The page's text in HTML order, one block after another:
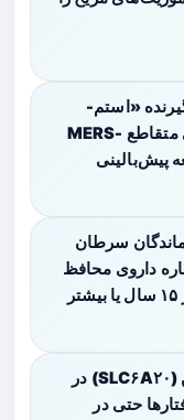
«استم-
هلکس» برای خنثی‌سازی متقاطع MERS-
سرطان
داروی محافظ
مهارگر جدیدِ ناقل گلیسین (SLC۶A۲۰) در
حتی در